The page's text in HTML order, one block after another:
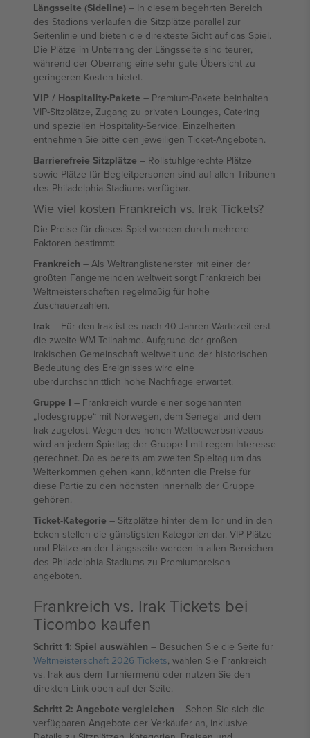
Längsseite (Sideline) – In diesem begehrten Bereich
des Stadions verlaufen die Sitzplätze parallel zur
Seitenlinie und bieten die direkteste Sicht auf das Spiel.
Die Plätze im Unterrang der Längsseite sind teurer,
während der Oberrang eine sehr gute Übersicht zu
geringeren Kosten bietet.
VIP / Hospitality-Pakete – Premium-Pakete beinhalten
VIP-Sitzplätze, Zugang zu privaten Lounges, Catering
und speziellen Hospitality-Service. Einzelheiten
entnehmen Sie bitte den jeweiligen Ticket-Angeboten.
Barrierefreie Sitzplätze – Rollstuhlgerechte Plätze
sowie Plätze für Begleitpersonen sind auf allen Tribünen
des Philadelphia Stadiums verfügbar.
Wie viel kosten Frankreich vs. Irak Tickets?
Die Preise für dieses Spiel werden durch mehrere
Faktoren bestimmt:
Frankreich – Als Weltranglistenerster mit einer der
größten Fangemeinden weltweit sorgt Frankreich bei
Weltmeisterschaften regelmäßig für hohe
Zuschauerzahlen.
Irak – Für den Irak ist es nach 40 Jahren Wartezeit erst
die zweite WM-Teilnahme. Aufgrund der großen
irakischen Gemeinschaft weltweit und der historischen
Bedeutung des Ereignisses wird eine
überdurchschnittlich hohe Nachfrage erwartet.
Gruppe I – Frankreich wurde einer sogenannten
„Todesgruppe“ mit Norwegen, dem Senegal und dem
Irak zugelost. Wegen des hohen Wettbewerbsniveaus
wird an jedem Spieltag der Gruppe I mit regem Interesse
gerechnet. Da es bereits am zweiten Spieltag um das
Weiterkommen gehen kann, könnten die Preise für
diese Partie zu den höchsten innerhalb der Gruppe
gehören.
Ticket-Kategorie – Sitzplätze hinter dem Tor und in den
Ecken stellen die günstigsten Kategorien dar. VIP-Plätze
und Plätze an der Längsseite werden in allen Bereichen
des Philadelphia Stadiums zu Premiumpreisen
angeboten.
Frankreich vs. Irak Tickets bei
Ticombo kaufen
Schritt 1: Spiel auswählen – Besuchen Sie die Seite für
Weltmeisterschaft 2026 Tickets, wählen Sie Frankreich
vs. Irak aus dem Turniermenü oder nutzen Sie den
direkten Link oben auf der Seite.
Schritt 2: Angebote vergleichen – Sehen Sie sich die
verfügbaren Angebote der Verkäufer an, inklusive